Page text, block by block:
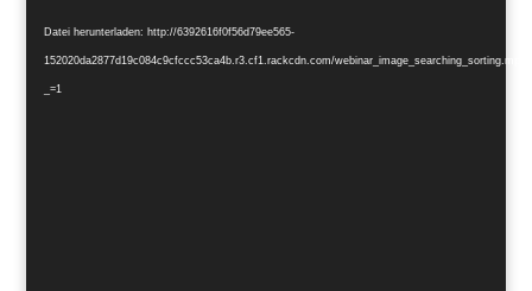
Datei herunterladen: http://6392616f0f56d79ee565-
152020da2877d19c084c9cfccc53ca4b.r3.cf1.rackcdn.com/webinar_image_searching_sorting.mp4?
_=1